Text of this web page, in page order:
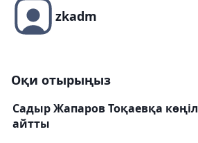
zkadm
Оқи отырыңыз
Садыр Жапаров Тоқаевқа көңіл
айтты